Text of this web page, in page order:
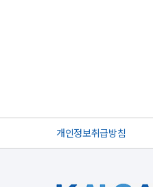
개인정보취급방침